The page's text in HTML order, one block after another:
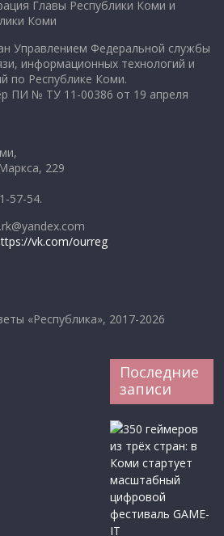
Главы Республики Коми и
Коми
Управлением Федеральной службы
информационных технологий и
по Республике Коми.
ПИ № ТУ 11-00386 от 19 апреля
229
57-54.
vk.com/ourreg
«Республика», 2017-2026
Последние
записи